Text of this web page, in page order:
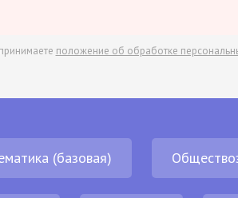
положение об обработке
(базовая)